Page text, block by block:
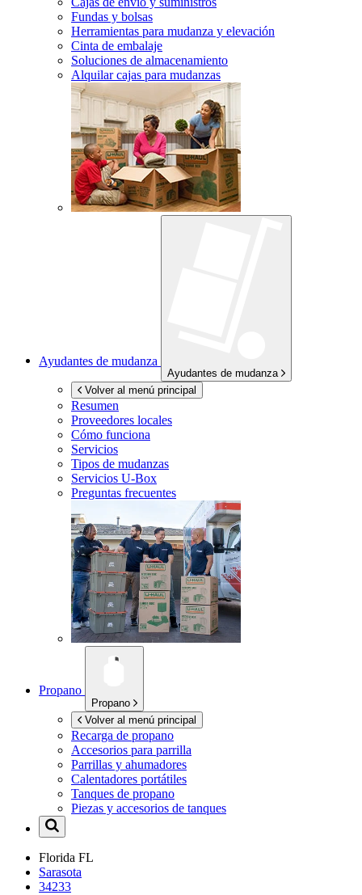
Fundas y bolsas
Herramientas para mudanza y elevación
Cinta de embalaje
Soluciones de almacenamiento
Alquilar cajas para mudanzas
Ayudantes de mudanza
Ayudantes de mudanza
Volver al menú principal
Resumen
Proveedores locales
Cómo funciona
Servicios
Tipos de mudanzas
Servicios U-Box
Preguntas frecuentes
Propano
Propano
Volver al menú principal
Recarga de propano
Accesorios para parrilla
Parrillas y ahumadores
Calentadores portátiles
Tanques de propano
Piezas y accesorios de tanques
Florida FL
Sarasota
34233